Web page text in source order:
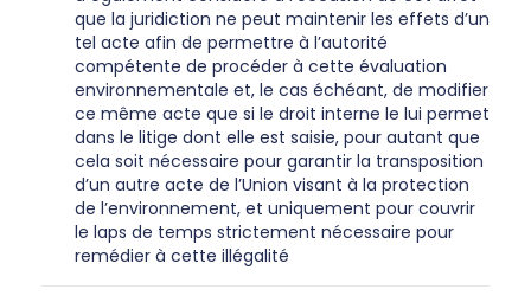
que la juridiction ne peut maintenir les effets d’un
tel acte afin de permettre à l’autorité
compétente de procéder à cette évaluation
environnementale et, le cas échéant, de modifier
ce même acte que si le droit interne le lui permet
dans le litige dont elle est saisie, pour autant que
cela soit nécessaire pour garantir la transposition
d’un autre acte de l’Union visant à la protection
de l’environnement, et uniquement pour couvrir
le laps de temps strictement nécessaire pour
remédier à cette illégalité